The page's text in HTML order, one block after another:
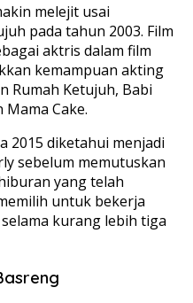
melejit usai
pada tahun 2003. Film
aktris dalam film
kemampuan akting
Rumah Ketujuh, Babi
Cake.
2015 diketahui menjadi
sebelum memutuskan
yang telah
untuk bekerja
kurang lebih tiga